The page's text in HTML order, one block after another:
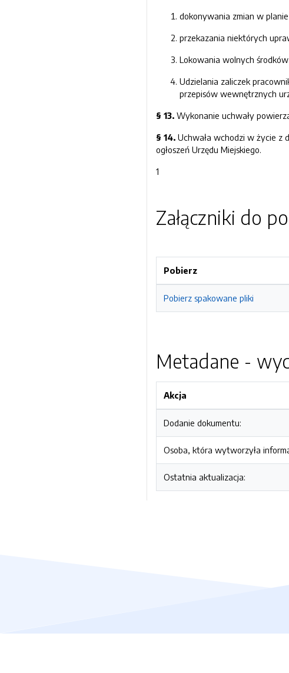
dokonywania zmian w
przekazania niektórych
Lokowania wolnych
Udzielania zaliczek
przepisów wewnętrznych
§ 13. Wykonanie uchwały
§ 14. Uchwała wchodzi w życie z
ogłoszeń Urzędu Miejskiego.
1
Załączniki do
Pobierz
Pobierz spakowane pliki
Metadane -
Akcja
Dodanie dokumentu:
Osoba, która wytworzyła
Ostatnia aktualizacja: